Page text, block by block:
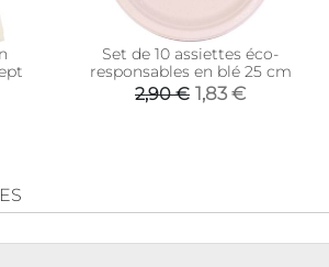
Set de 10 assiettes éco-
responsables en blé 25 cm
2,90 € 1,83 €